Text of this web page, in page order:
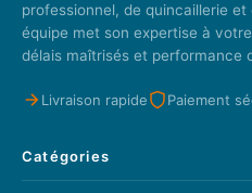
professionnel, de quincaillerie
équipe met son expertise à
délais maîtrisés et performance
Livraison rapide Paiement
Catégories